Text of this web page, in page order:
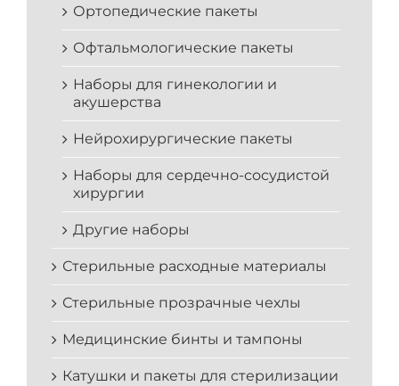
Ортопедические пакеты
Офтальмологические пакеты
Наборы для гинекологии и
акушерства
Нейрохирургические пакеты
Наборы для сердечно-сосудистой
хирургии
Другие наборы
Стерильные расходные материалы
Стерильные прозрачные чехлы
Медицинские бинты и тампоны
Катушки и пакеты для стерилизации